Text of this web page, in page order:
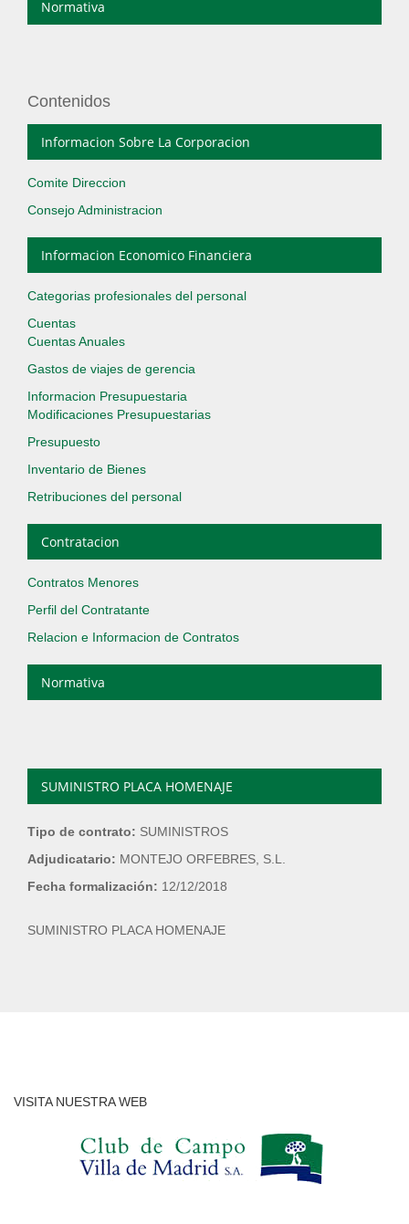
Normativa
Contenidos
Informacion Sobre La Corporacion
Comite Direccion
Consejo Administracion
Informacion Economico Financiera
Categorias profesionales del personal
Cuentas
Cuentas Anuales
Gastos de viajes de gerencia
Informacion Presupuestaria
Modificaciones Presupuestarias
Presupuesto
Inventario de Bienes
Retribuciones del personal
Contratacion
Contratos Menores
Perfil del Contratante
Relacion e Informacion de Contratos
Normativa
SUMINISTRO PLACA HOMENAJE
Tipo de contrato: SUMINISTROS
Adjudicatario: MONTEJO ORFEBRES, S.L.
Fecha formalización: 12/12/2018
SUMINISTRO PLACA HOMENAJE
VISITA NUESTRA WEB